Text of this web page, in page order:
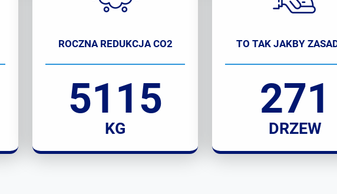
ROCZNA REDUKCJA CO2
5115
KG
TO TAK JAKBY
271
DRZEW